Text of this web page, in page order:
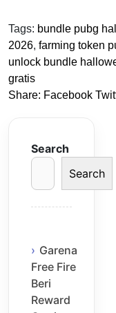
Tags: bundle pubg
2026, farming token
unlock bundle
gratis
Share: Facebook
Search
Search
Garena
Free Fire
Beri
Reward